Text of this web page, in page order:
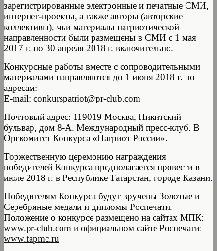
зарегистрированные электронные и печатные СМИ,
интернет-проекты, а также авторы (авторские
коллективы), чьи материалы патриотической
направленности были размещены в СМИ с 1 мая
2017 г. по 30 апреля 2018 г. включительно.
Конкурсные работы вместе с сопроводительными
материалами направляются до 1 июня 2018 г. по
адресам:
E-mail: conkurspatriot@pr-club.com
Почтовый адрес: 119019 Москва, Никитский
бульвар, дом 8-А. Международный пресс-клуб. В
Оргкомитет Конкурса «Патриот России».
Торжественную церемонию награждения
победителей Конкурса предполагается провести в
июле 2018 г. в Республике Татарстан, городе Казани.
Победителям Конкурса будут вручены Золотые и
Серебряные медали и дипломы Роспечати.
Положение о конкурсе размещено на сайтах МПК:
www.pr-club.com и официальном сайте Роспечати:
www.fapmc.ru